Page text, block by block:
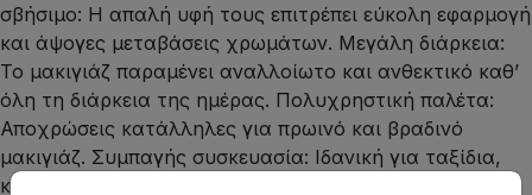
σβήσιμο: Η απαλή υφή τους επιτρέπει εύκολη εφαρμογή
και άψογες μεταβάσεις χρωμάτων. Μεγάλη διάρκεια:
Το μακιγιάζ παραμένει αναλλοίωτο και ανθεκτικό καθ’
όλη τη διάρκεια της ημέρας. Πολυχρηστική παλέτα:
Αποχρώσεις κατάλληλες για πρωινό και βραδινό
μακιγιάζ. Συμπαγής συσκευασία: Ιδανική για ταξίδια,
καθώς καταλαμβάνει ελάχιστο χώρο στο νεσεσέρ.